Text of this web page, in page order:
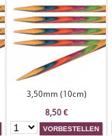
3,50mm (10cm)
8,50 €